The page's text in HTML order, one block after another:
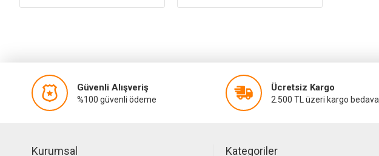
Güvenli Alışveriş
%100 güvenli ödeme
Ücretsiz Kargo
2.500 TL üzeri kargo bedava
Kurumsal Kategoriler